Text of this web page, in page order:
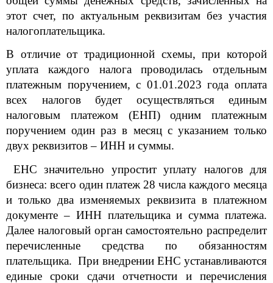
этот счет, по актуальным реквизитам без участия
налогоплательщика.
В отличие от традиционной схемы, при которой
уплата каждого налога проводилась отдельным
платежным поручением, с 01.01.2023 года оплата
всех налогов будет осуществляться единым
налоговым платежом (ЕНП) одним платежным
поручением один раз в месяц с указанием только
двух реквизитов – ИНН и суммы.
ЕНС значительно упростит уплату налогов для
бизнеса: всего один платеж 28 числа каждого месяца
и только два изменяемых реквизита в платежном
документе – ИНН плательщика и сумма платежа.
Далее налоговый орган самостоятельно распределит
перечисленные средства по обязанностям
плательщика. При внедрении ЕНС устанавливаются
единые сроки сдачи отчетности и перечисления